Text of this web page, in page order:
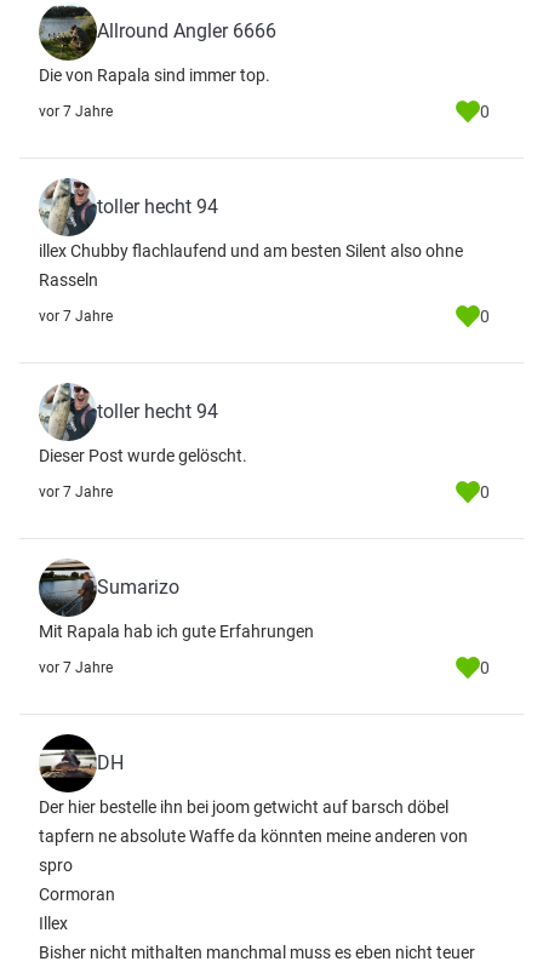
Allround Angler 6666
Die von Rapala sind immer top.
vor 7 Jahre 0
toller hecht 94
illex Chubby flachlaufend und am besten Silent also ohne
Rasseln
vor 7 Jahre 0
toller hecht 94
Dieser Post wurde gelöscht.
vor 7 Jahre 0
Sumarizo
Mit Rapala hab ich gute Erfahrungen
vor 7 Jahre 0
DH
Der hier bestelle ihn bei joom getwicht auf barsch döbel
tapfern ne absolute Waffe da könnten meine anderen von
spro
Cormoran
Illex
Bisher nicht mithalten manchmal muss es eben nicht teuer